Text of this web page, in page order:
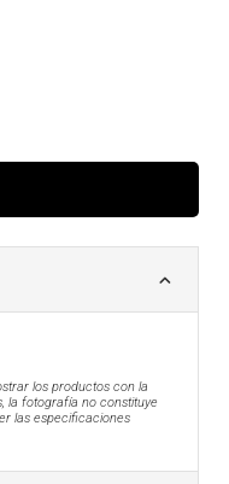
los productos con la
la fotografía no constituye
las especificaciones